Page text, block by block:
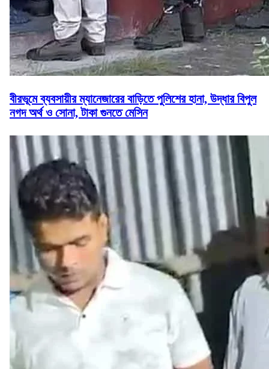
বীরভূমে ব্যবসায়ীর ম্যানেজারের বাড়িতে পুলিশের হানা, উদ্ধার বিপুল
নগদ অর্থ ও সোনা, টাকা গুনতে মেসিন